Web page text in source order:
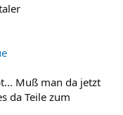
Muß man da jetzt
da Teile zum